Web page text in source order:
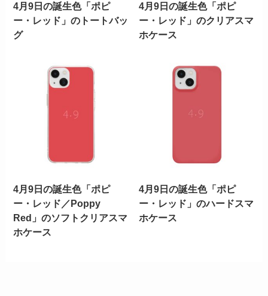
4月9日の誕生色「ポピ
ー・レッド」のトートバッ
グ
4月9日の誕生色「ポピ
ー・レッド」のクリアスマ
ホケース
4月9日の誕生色「ポピ
ー・レッド／Poppy
Red」のソフトクリアスマ
ホケース
4月9日の誕生色「ポピ
ー・レッド」のハードスマ
ホケース